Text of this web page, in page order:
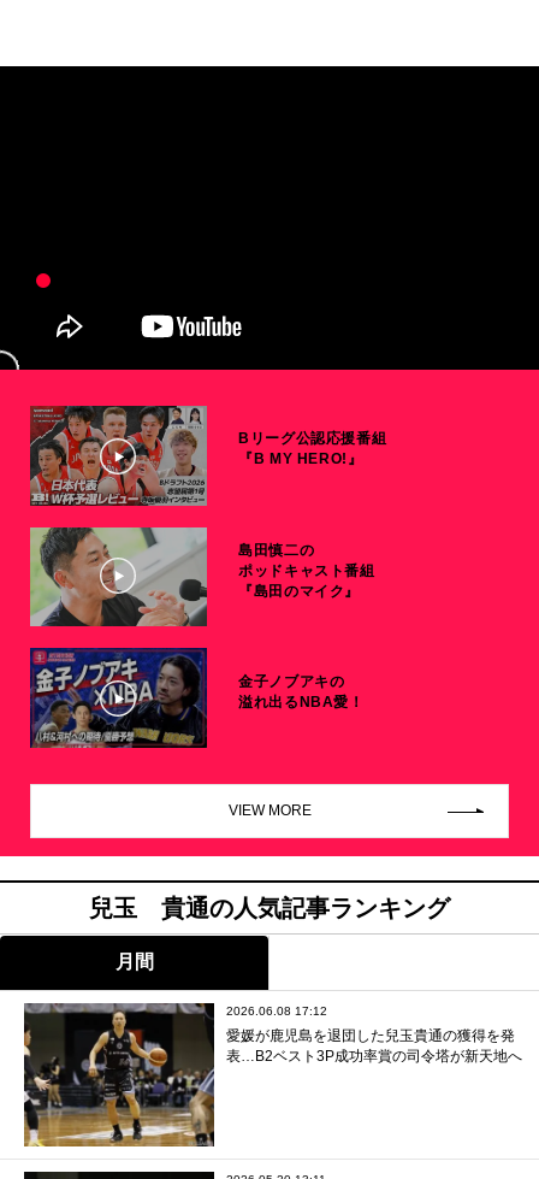
Bリーグ公認応援番組
『B MY HERO!』
島田慎二の
ポッドキャスト番組
『島田のマイク』
金子ノブアキの
溢れ出るNBA愛！
VIEW MORE
兒玉 貴通の人気記事ランキング
月間
2026.06.08 17:12
愛媛が鹿児島を退団した兒玉貴通の獲得を発
表…B2ベスト3P成功率賞の司令塔が新天地へ